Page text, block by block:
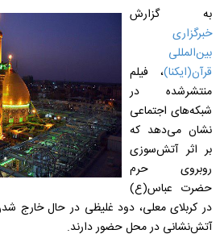
به گزارش
خبرگزاری
بین‌المللی
قرآن(ایکنا)، فیلم
منتشرشده در
شبکه‌های اجتماعی
نشان می‌دهد که
بر اثر آتش‌سوزی
روبروی حرم
حضرت عباس(ع)
در کربلای معلی، دود غلیظی در حال خارج
آتش‌نشانی در محل حضور دارند.